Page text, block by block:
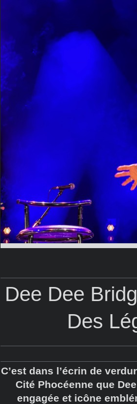
Dee Dee
Des
C’est dans l’écrin de
Cité Phocéenne que
engagée et icône